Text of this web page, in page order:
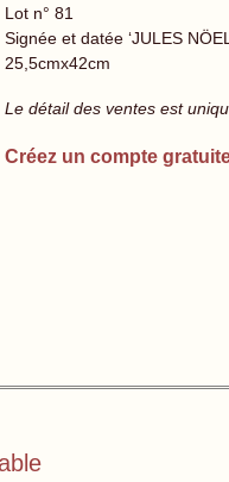
Lot n° 81
Signée et datée ‘JULES
25,5cmx42cm
Le détail des ventes est
Créez un compte